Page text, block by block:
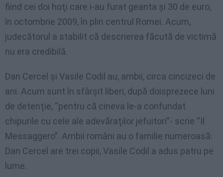
fiind cei doi hoţi care i-au furat geanta şi 30 de euro,
în octombrie 2009, în plin centrul Romei. Acum,
judecătorul a stabilit că descrierea făcută de victimă
nu era credibilă.
Dan Cercel şi Vasile Codil au, ambii, circa cincizeci de
ani. Acum sunt în sfârşit liberi, după doisprezece luni
de detenţie, “pentru că cineva le-a confundat
chipurile cu cele ale adevăraţilor jefuitori”- scrie “Il
Messaggero”. Ambii români au o familie numeroasă:
Dan Cercel are trei copii, Vasile Codil a adus patru pe
lume.